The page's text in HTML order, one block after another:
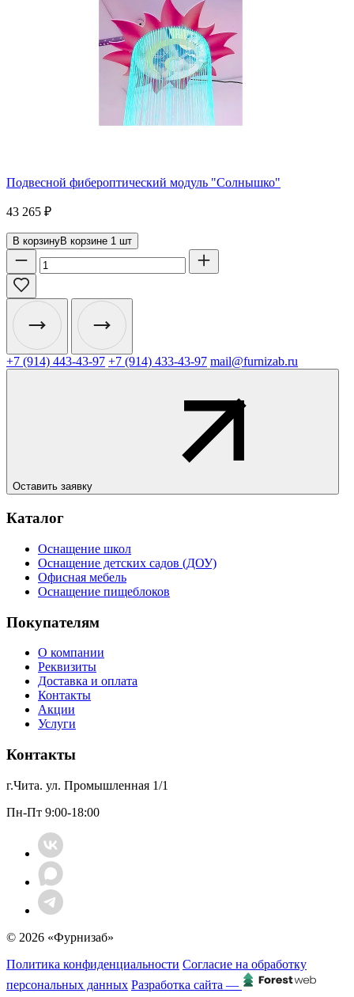
Подвесной фибероптический модуль "Солнышко"
43 265 ₽
В корзинуВ корзине 1 шт
+7 (914) 443-43-97 +7 (914) 433-43-97 mail@furnizab.ru
Оставить заявку
Каталог
Оснащение школ
Оснащение детских садов (ДОУ)
Офисная мебель
Оснащение пищеблоков
Покупателям
О компании
Реквизиты
Доставка и оплата
Контакты
Акции
Услуги
Контакты
г.Чита. ул. Промышленная 1/1
Пн-Пт 9:00-18:00
© 2026 «Фурнизаб»
Политика конфиденциальности Согласие на обработку
персональных данных Разработка сайта —